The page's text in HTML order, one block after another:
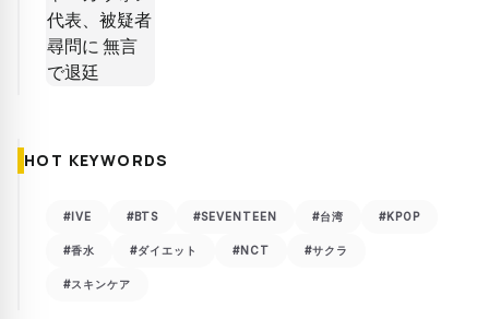
HOT KEYWORDS
#IVE #BTS #SEVENTEEN #台湾 #KPOP
#香水 #ダイエット #NCT #サクラ
#スキンケア